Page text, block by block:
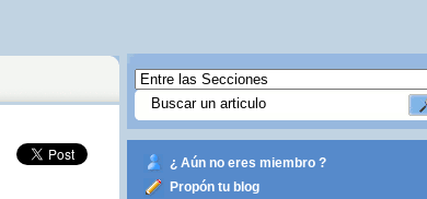
¿ Aún no eres miembro ?
Propón tu blog